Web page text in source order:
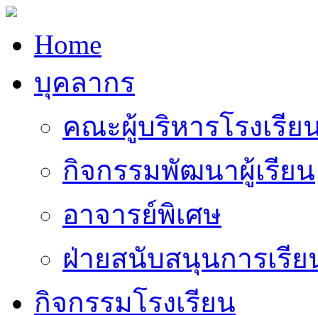
Home
บุคลากร
คณะผู้บริหารโรงเรีย
กิจกรรมพัฒนาผู้เรียน
อาจารย์พิเศษ
ฝ่ายสนับสนุนการเรี
กิจกรรมโรงเรียน